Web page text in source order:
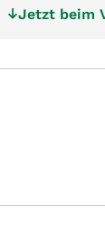
Jetzt beim